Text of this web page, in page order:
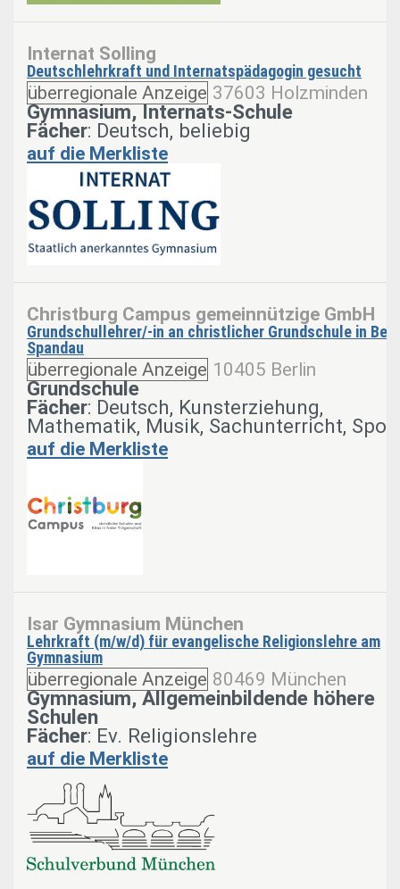
Internat Solling
Deutschlehrkraft und Internatspädagogin gesucht
überregionale Anzeige 37603 Holzminden
Gymnasium, Internats-Schule
Fächer: Deutsch, beliebig
auf die Merkliste
Christburg Campus gemeinnützige GmbH
Grundschullehrer/-in an christlicher Grundschule in
Spandau
überregionale Anzeige 10405 Berlin
Grundschule
Fächer: Deutsch, Kunsterziehung,
Mathematik, Musik, Sachunterricht,
auf die Merkliste
Isar Gymnasium München
Lehrkraft (m/w/d) für evangelische Religionslehre am
Gymnasium
überregionale Anzeige 80469 München
Gymnasium, Allgemeinbildende höhere
Schulen
Fächer: Ev. Religionslehre
auf die Merkliste